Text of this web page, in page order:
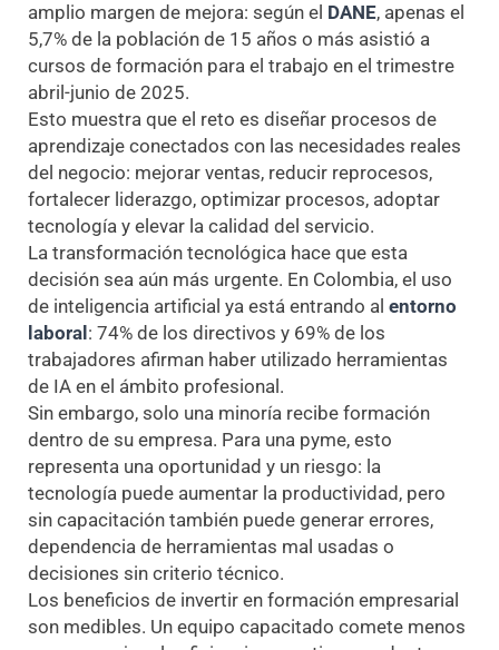
amplio margen de mejora: según el DANE, apenas el
5,7% de la población de 15 años o más asistió a
cursos de formación para el trabajo en el trimestre
abril-junio de 2025.
Esto muestra que el reto es diseñar procesos de
aprendizaje conectados con las necesidades reales
del negocio: mejorar ventas, reducir reprocesos,
fortalecer liderazgo, optimizar procesos, adoptar
tecnología y elevar la calidad del servicio.
La transformación tecnológica hace que esta
decisión sea aún más urgente. En Colombia, el uso
de inteligencia artificial ya está entrando al entorno
laboral: 74% de los directivos y 69% de los
trabajadores afirman haber utilizado herramientas
de IA en el ámbito profesional.
Sin embargo, solo una minoría recibe formación
dentro de su empresa. Para una pyme, esto
representa una oportunidad y un riesgo: la
tecnología puede aumentar la productividad, pero
sin capacitación también puede generar errores,
dependencia de herramientas mal usadas o
decisiones sin criterio técnico.
Los beneficios de invertir en formación empresarial
son medibles. Un equipo capacitado comete menos